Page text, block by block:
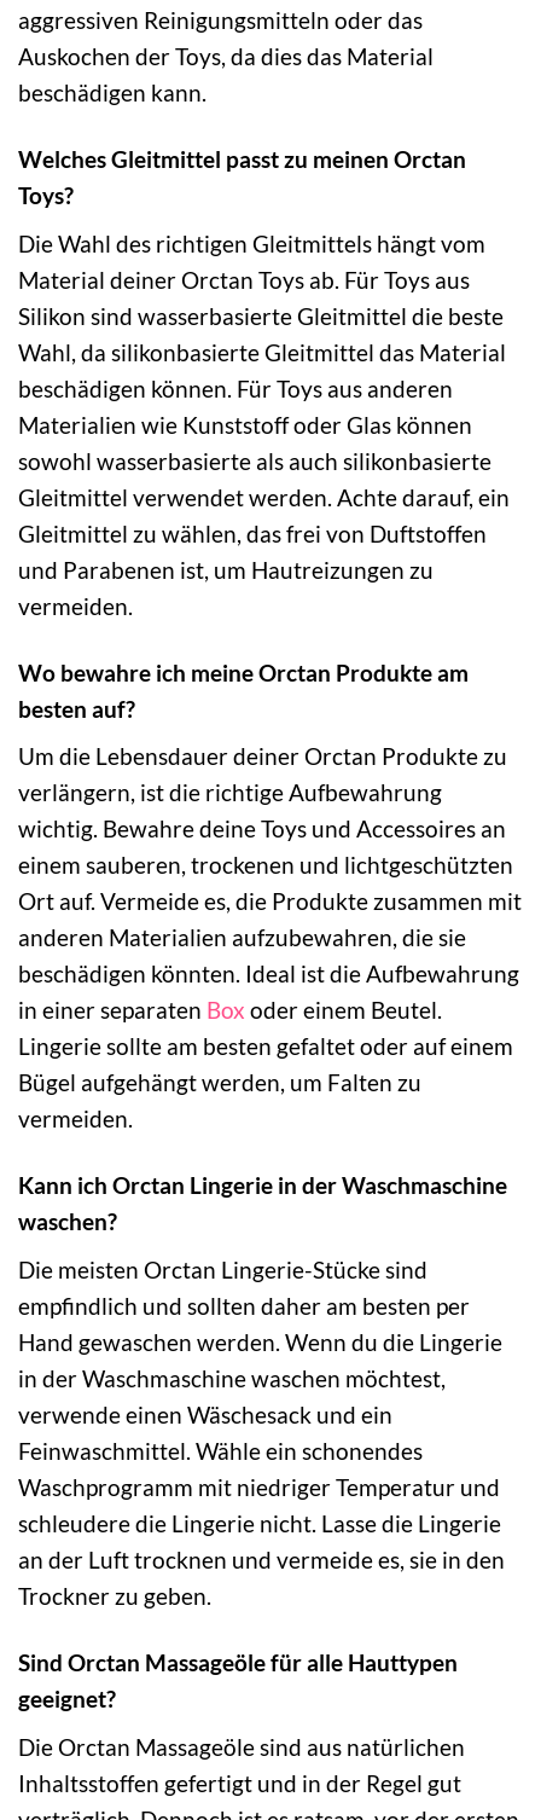
aggressiven Reinigungsmitteln oder das
Auskochen der Toys, da dies das Material
beschädigen kann.
Welches Gleitmittel passt zu meinen Orctan
Toys?
Die Wahl des richtigen Gleitmittels hängt vom
Material deiner Orctan Toys ab. Für Toys aus
Silikon sind wasserbasierte Gleitmittel die beste
Wahl, da silikonbasierte Gleitmittel das Material
beschädigen können. Für Toys aus anderen
Materialien wie Kunststoff oder Glas können
sowohl wasserbasierte als auch silikonbasierte
Gleitmittel verwendet werden. Achte darauf, ein
Gleitmittel zu wählen, das frei von Duftstoffen
und Parabenen ist, um Hautreizungen zu
vermeiden.
Wo bewahre ich meine Orctan Produkte am
besten auf?
Um die Lebensdauer deiner Orctan Produkte zu
verlängern, ist die richtige Aufbewahrung
wichtig. Bewahre deine Toys und Accessoires an
einem sauberen, trockenen und lichtgeschützten
Ort auf. Vermeide es, die Produkte zusammen mit
anderen Materialien aufzubewahren, die sie
beschädigen könnten. Ideal ist die Aufbewahrung
in einer separaten Box oder einem Beutel.
Lingerie sollte am besten gefaltet oder auf einem
Bügel aufgehängt werden, um Falten zu
vermeiden.
Kann ich Orctan Lingerie in der Waschmaschine
waschen?
Die meisten Orctan Lingerie-Stücke sind
empfindlich und sollten daher am besten per
Hand gewaschen werden. Wenn du die Lingerie
in der Waschmaschine waschen möchtest,
verwende einen Wäschesack und ein
Feinwaschmittel. Wähle ein schonendes
Waschprogramm mit niedriger Temperatur und
schleudere die Lingerie nicht. Lasse die Lingerie
an der Luft trocknen und vermeide es, sie in den
Trockner zu geben.
Sind Orctan Massageöle für alle Hauttypen
geeignet?
Die Orctan Massageöle sind aus natürlichen
Inhaltsstoffen gefertigt und in der Regel gut